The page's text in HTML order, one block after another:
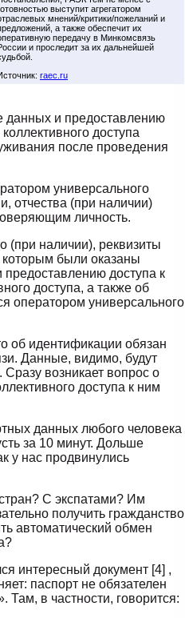
выступит агрегатором
мнений/критики/пожеланий и
а также обеспечит их
передачу в Минкомсвязь
и проследит за их дальнейшей
raec.ru
данных и предоставлению
доступа
после проведения
универсального
отчества (при наличии)
личность.
(при наличии), реквизиты
которым были оказаны
доступа к
доступа, а также об
оператором универсального
об идентификации обязан
Данные, видимо, будут
возникает вопрос о
доступа к ним
данных любого человека
за 10 минут. Дольше
у нас продвинулись
С экспатами? Им
получить гражданство
автоматический обмен
интересный документ [4] ,
паспорт не обязателен
Там, в частности, говорится: